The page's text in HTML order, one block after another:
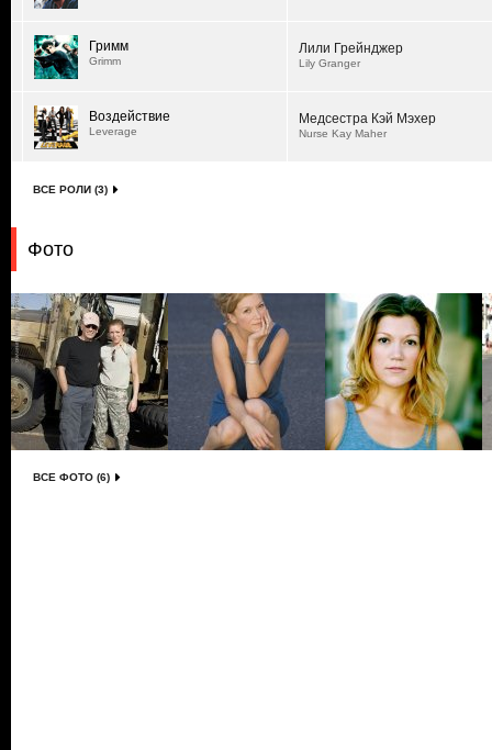
Гримм
Grimm
Лили Грейнджер
Lily Granger
Воздействие
Leverage
Медсестра Кэй Мэхер
Nurse Kay Maher
ВСЕ РОЛИ (3)
Фото
ВСЕ ФОТО (6)